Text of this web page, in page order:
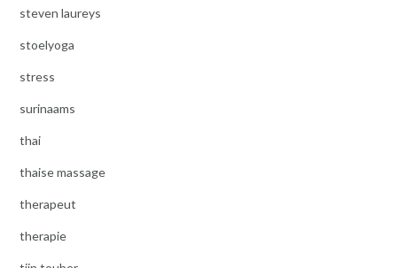
steven laureys
stoelyoga
stress
surinaams
thai
thaise massage
therapeut
therapie